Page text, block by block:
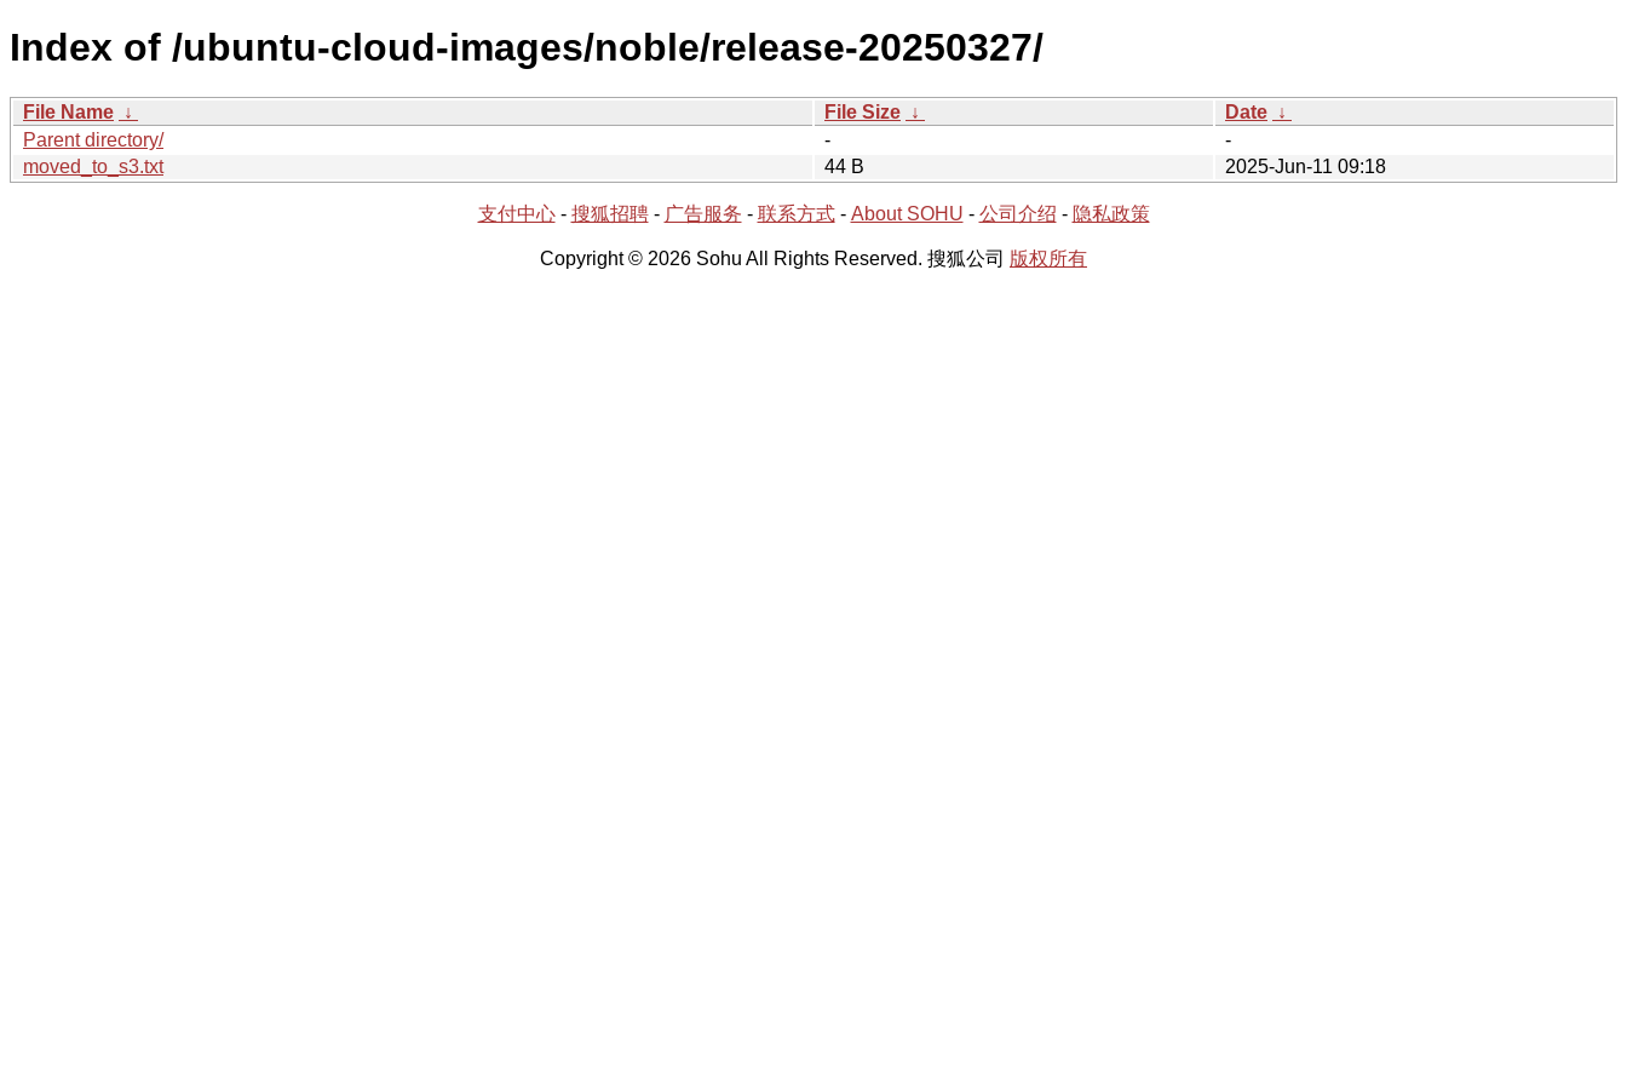
Index of /ubuntu-cloud-images/noble/release-20250327/
File Name ↓ File Size ↓ Date ↓
Parent directory/
-
-
moved_to_s3.txt
44 B 2025-Jun-11 09:18
支付中心- 搜狐招聘- 广告服务 - 联系方式- About SOHU - 公司介绍 - 隐私政策
Copyright © 2026 Sohu All Rights Reserved. 搜狐公司 版权所有